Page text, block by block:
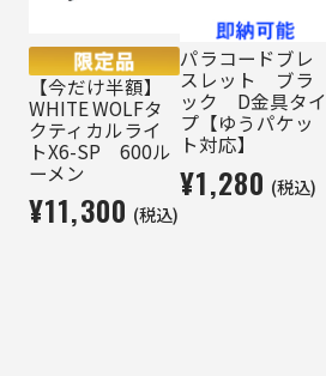
【今だけ半額】
WHITE WOLFタ
クティカルライ
トX6-SP 600ル
ーメン
¥11,300 (税込)
パラコードブレ
スレット ブラ
ック D金具タイ
プ【ゆうパケッ
ト対応】
¥1,280 (税込)